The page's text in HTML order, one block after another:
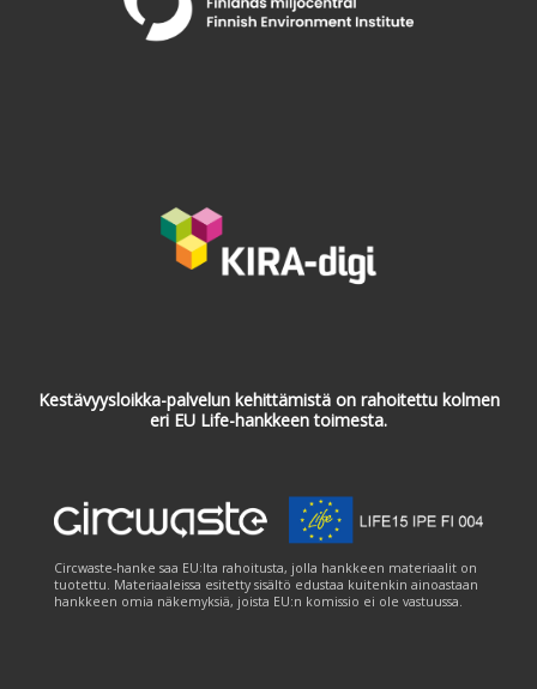
Kestävyysloikka-palvelun kehittämistä on rahoitettu kolmen
eri EU Life-hankkeen toimesta.
Circwaste-hanke saa EU:lta rahoitusta, jolla hankkeen materiaalit on
tuotettu. Materiaaleissa esitetty sisältö edustaa kuitenkin ainoastaan
hankkeen omia näkemyksiä, joista EU:n komissio ei ole vastuussa.